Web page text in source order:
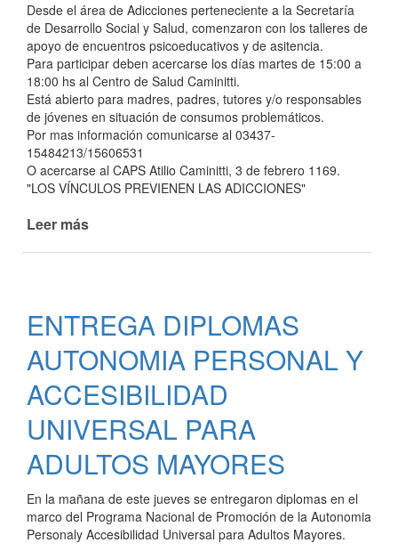
Desde el área de Adicciones perteneciente a la Secretaría
de Desarrollo Social y Salud, comenzaron con los talleres de
apoyo de encuentros psicoeducativos y de asitencia.
Para participar deben acercarse los días martes de 15:00 a
18:00 hs al Centro de Salud Caminitti.
Está abierto para madres, padres, tutores y/o responsables
de jóvenes en situación de consumos problemáticos.
Por mas información comunicarse al 03437-
15484213/15606531
O acercarse al CAPS Atilio Caminitti, 3 de febrero 1169.
"LOS VÍNCULOS PREVIENEN LAS ADICCIONES"
Leer más
ENCUENTROS
PSICOEDUCATIVOS
Y
DE
ASISTENCIA
ENTREGA DIPLOMAS
AUTONOMIA PERSONAL Y
ACCESIBILIDAD
UNIVERSAL PARA
ADULTOS MAYORES
En la mañana de este jueves se entregaron diplomas en el
marco del Programa Nacional de Promoción de la Autonomia
Personaly Accesibilidad Universal para Adultos Mayores.